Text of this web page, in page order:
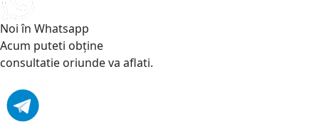
Noi în Whatsapp
Acum puteti obține
consultatie oriunde va aflati.